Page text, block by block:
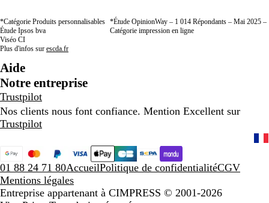
*Catégorie Produits personnalisables
Étude Ipsos bva
Viséo CI
Plus d'infos sur escda.fr
*Étude OpinionWay – 1 014 Répondants – Mai 2025 –
Catégorie impression en ligne
Aide
Notre entreprise
Trustpilot
Nos clients nous font confiance. Mention Excellent sur
Trustpilot
01 88 24 71 80AccueilPolitique de confidentialitéCGV
Mentions légales
Entreprise appartenant à CIMPRESS © 2001-2026